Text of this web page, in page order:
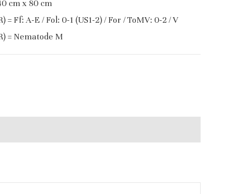
cm x 80 cm
= Ff: A-E / Fol: 0-1 (US1-2) / For / ToMV: 0-2 / V
= Nematode M